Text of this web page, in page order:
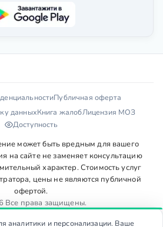
Публичная оферта
данныхКнига жалобЛицензия МОЗ
Доступность
может быть вредным для вашего
на сайте не заменяет консультацию
характер. Стоимость услуг
цены не являются публичной
офертой.
Все права защищены.
аналитики и персонализации. Ваше